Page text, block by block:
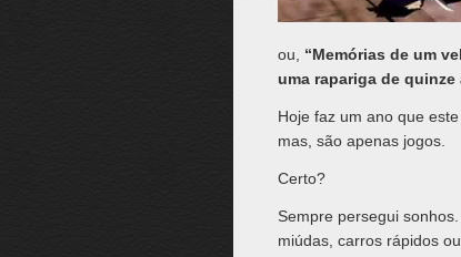
ou, “Memórias de um
uma rapariga de quinze
Hoje faz um ano que
mas, são apenas jogos.
Certo?
Sempre persegui
miúdas, carros rápidos